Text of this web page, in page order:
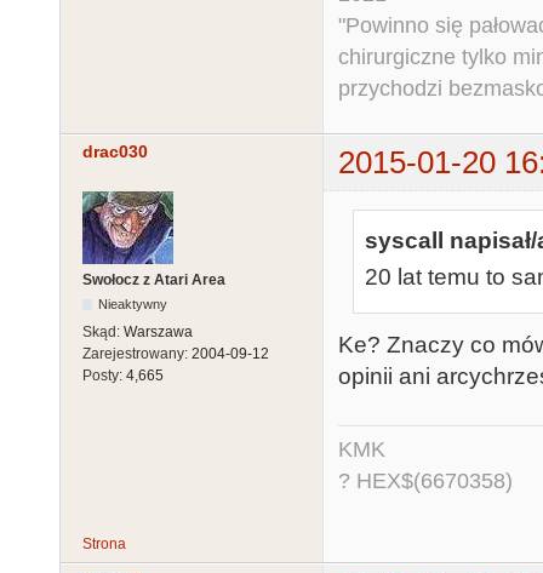
"Powinno się
chirurgiczne tylko
przychodzi
drac030 2015-01-20
Swołocz z Atari Area
Nieaktywny
Skąd: Warszawa
Zarejestrowany: 2004-09-12
Posty: 4,665
syscall napisał/
20 lat temu to
Ke? Znaczy co
opinii ani
KMK
? HEX$(6670358)
Strona